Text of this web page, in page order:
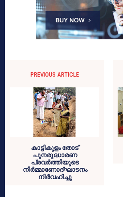
PREVIOUS ARTICLE
കാട്ടികുളം തോട്
പുനരുദ്ധാരണ
പ്രവർത്തിയുടെ
നിർമ്മാണോദ്ഘാടനം
നിർവഹിച്ചു